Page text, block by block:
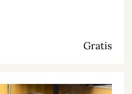
Gratis